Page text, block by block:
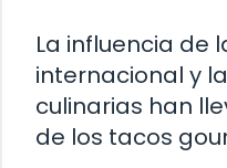
La influencia de
internacional y
culinarias han
de los tacos